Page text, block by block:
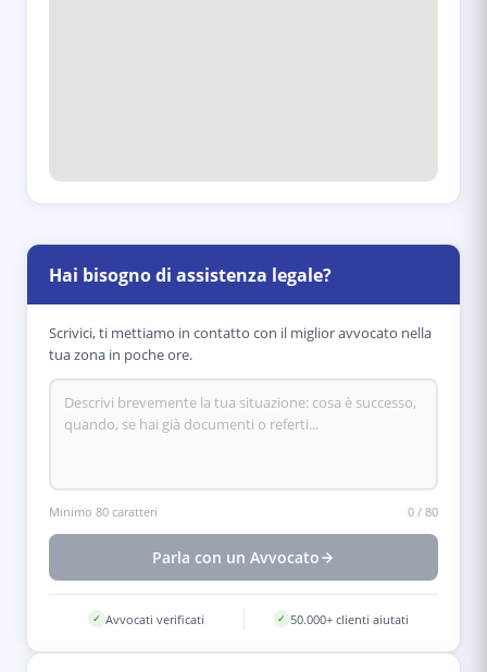
Hai bisogno di assistenza legale?
Scrivici, ti mettiamo in contatto con il miglior avvocato nella
tua zona in poche ore.
Minimo 80 caratteri 0 / 80
Parla con un Avvocato
✓ Avvocati verificati ✓ 50.000+ clienti aiutati